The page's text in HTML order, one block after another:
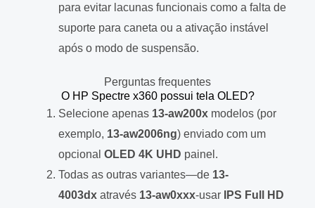
para evitar lacunas funcionais como a falta de
suporte para caneta ou a ativação instável
após o modo de suspensão.
Perguntas frequentes
O HP Spectre x360 possui tela OLED?
Selecione apenas 13-aw200x modelos (por
exemplo, 13-aw2006ng) enviado com um
opcional OLED 4K UHD painel.
Todas as outras variantes—de 13-
4003dx através 13-aw0xxx-usar
IPS Full HD